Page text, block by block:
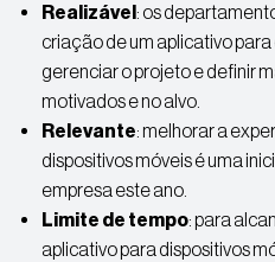
Realizável: os
criação de um aplicativo
gerenciar o projeto e definir
motivados e no alvo.
Relevante: melhorar a
dispositivos móveis é uma
empresa este ano.
Limite de tempo: para
aplicativo para dispositivos